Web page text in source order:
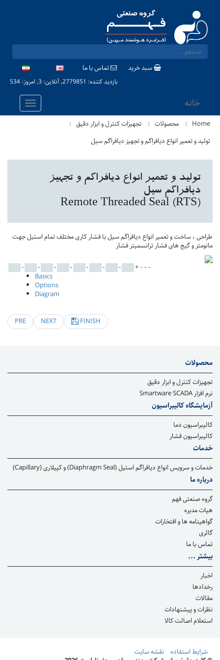
سبد خرید تماس با ما
بازدید کننده: 2779851, آنلاین: 3, امروز: 534
خانه
Home محصولات
تجهیزات کنترل و ابزار دقیق
تولید و تعمیر انواع دیافراگم و تجهیز دیافراگم سیل
تولید و تعمیر انواع دیافراگم و تجهیز
دیافراگم سیل
Remote Threaded Seal (RTS)
طراحی ، ساخت و تعمیر انواع دیافراگم سیل با فشار کاری مختلف تمام استیل جهت
مانومتر و گیج های فشار ترانسمیتر فشار
-
- - - - - - +---
Basics
Options
Diagram
PRE NEXT FINISH
محصولات
تجهیزات کنترل و ابزار دقیق
نرم افزار Smartware SCADA
آزمایشگاه کالیبراسیون
کالیبراسیون دما
کالیبراسیون فشار
خدمات
خدمات و سرویس انواع دیافراگم استیل (Diaphragm Seal) و کپیلاری (Capillary)
درباره ما
گروه صنعتی فهم
هیات مدیره
گواهینامه ها و افتخارات
گالری
تماس با ما
بیشتر ...
اخبار
رخدادها
مقالات
نظرات و پیشنهادات
استعلام اصالت كالا
شرایط استفاده نقشه سایت